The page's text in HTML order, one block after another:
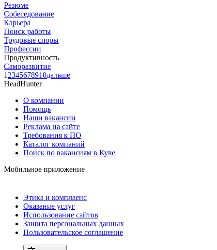
Резюме
Собеседование
Карьера
Поиск работы
Трудовые споры
Профессии
Продуктивность
Саморазвитие
1 2345678910дальше
HeadHunter
О компании
Помощь
Наши вакансии
Реклама на сайте
Требования к ПО
Каталог компаний
Поиск по вакансиям в Куве
Мобильное приложение
Этика и комплаенс
Оказание услуг
Использование сайтов
Защита персональных данных
Пользовательское соглашение